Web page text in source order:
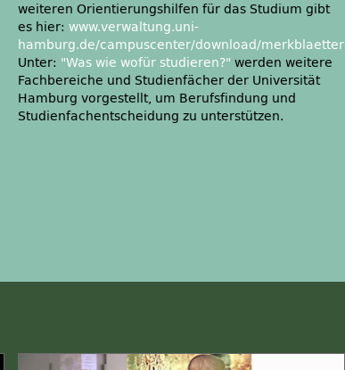
weiteren Orientierungshilfen für das Studium gibt
es hier: www.verwaltung.uni-
hamburg.de/campuscenter/download/merkblaetter
Unter: "Was wie wofür studieren?" werden weitere
Fachbereiche und Studienfächer der Universität
Hamburg vorgestellt, um Berufsfindung und
Studienfachentscheidung zu unterstützen.